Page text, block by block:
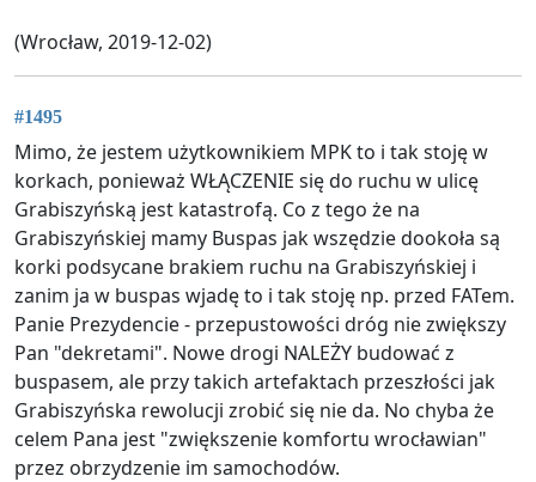
(Wrocław, 2019-12-02)
#1495
Mimo, że jestem użytkownikiem MPK to i tak stoję w
korkach, ponieważ WŁĄCZENIE się do ruchu w ulicę
Grabiszyńską jest katastrofą. Co z tego że na
Grabiszyńskiej mamy Buspas jak wszędzie dookoła są
korki podsycane brakiem ruchu na Grabiszyńskiej i
zanim ja w buspas wjadę to i tak stoję np. przed FATem.
Panie Prezydencie - przepustowości dróg nie zwiększy
Pan "dekretami". Nowe drogi NALEŻY budować z
buspasem, ale przy takich artefaktach przeszłości jak
Grabiszyńska rewolucji zrobić się nie da. No chyba że
celem Pana jest "zwiększenie komfortu wrocławian"
przez obrzydzenie im samochodów.